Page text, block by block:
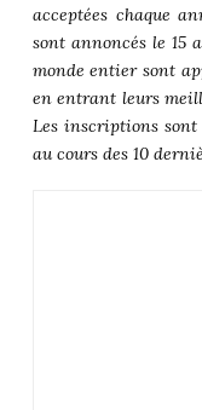
acceptées chaque
sont annoncés le 15
monde entier sont
en entrant leurs
Les inscriptions sont
au cours des 10